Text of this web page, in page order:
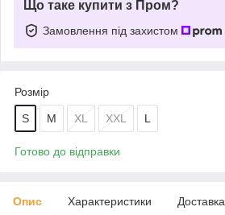
Що таке купити з Пром?
Замовлення під захистом
Розмір
S M XL XXL L
Готово до відправки
Опис Характеристики Доставка